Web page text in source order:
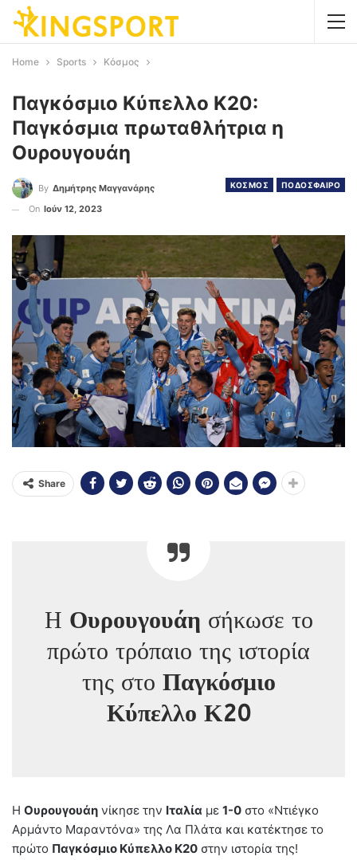
Home Sports Κόσμος
Παγκόσμιο Κύπελλο Κ20:
Παγκόσμια πρωταθλήτρια η
Ουρουγουάη
ΚΟΣΜΟΣ ΠΟΔΟΣΦΑΙΡΟ
By Δημήτρης Μαγγανάρης
On Ιούν 12, 2023
Share
Η Ουρουγουάη σήκωσε το
πρώτο τρόπαιο της ιστορία
της στο Παγκόσμιο
Κύπελλο Κ20
Η Ουρουγουάη νίκησε την Ιταλία με 1-0 στο «Ντιέγκο
Αρμάντο Μαραντόνα» της Λα Πλάτα και κατέκτησε το
πρώτο Παγκόσμιο Κύπελλο Κ20 στην ιστορία της!